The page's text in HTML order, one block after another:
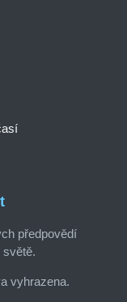
předpovědí
světě.
vyhrazena.